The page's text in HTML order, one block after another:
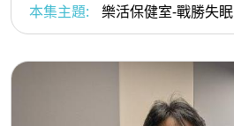
本集主題:
樂活保健室-戰勝失眠